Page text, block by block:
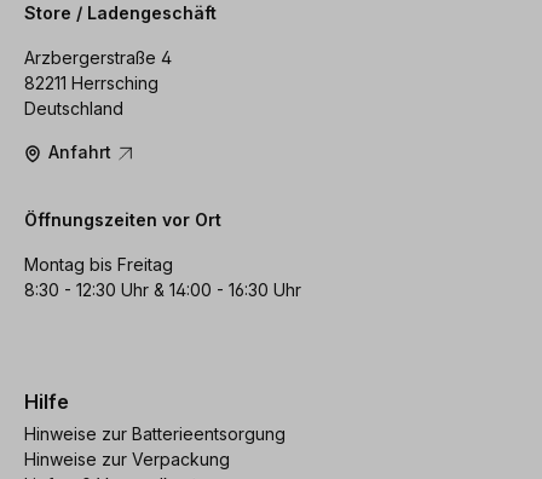
Store / Ladengeschäft
Arzbergerstraße 4
82211 Herrsching
Deutschland
Anfahrt
Öffnungszeiten vor Ort
Montag bis Freitag
8:30 - 12:30 Uhr & 14:00 - 16:30 Uhr
Hilfe
Hinweise zur Batterieentsorgung
Hinweise zur Verpackung